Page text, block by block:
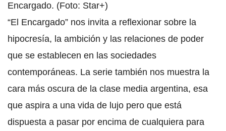
Encargado. (Foto: Star+)
“El Encargado” nos invita a reflexionar sobre la
hipocresía, la ambición y las relaciones de poder
que se establecen en las sociedades
contemporáneas. La serie también nos muestra la
cara más oscura de la clase media argentina, esa
que aspira a una vida de lujo pero que está
dispuesta a pasar por encima de cualquiera para